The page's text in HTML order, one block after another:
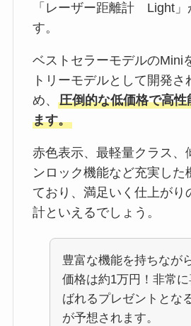
「レーザー距離計 Light」
す。
ベストセラーモデルのMini
トリーモデルとして開発さ
め、 圧倒的な低価格で高性
ます。
赤色表示、最軽量クラス、
ンロック機能など充実した
ており、満足いく仕上がり
計といえるでしょう。
豊富な機能を持ちながら
価格は約1万円！非常
ばれるプレゼントとな
が予想されます。